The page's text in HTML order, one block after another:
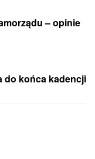
– opinie
do końca kadencji